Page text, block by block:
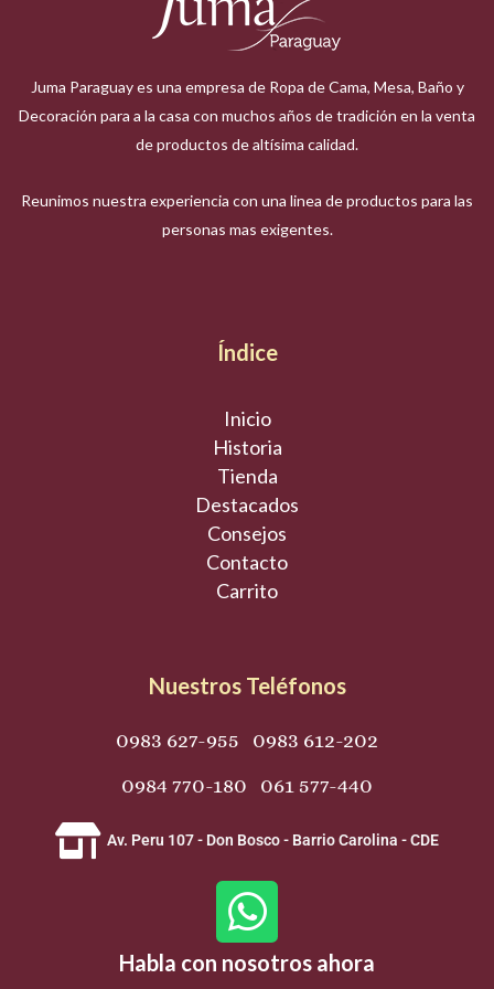
Juma Paraguay es una empresa de Ropa de Cama, Mesa, Baño y
Decoración para a la casa con muchos años de tradición en la venta
de productos de altísima calidad.
Reunimos nuestra experiencia con una linea de productos para las
personas mas exigentes.
Índice
Inicio
Historia
Tienda
Destacados
Consejos
Contacto
Carrito
Nuestros Teléfonos
0983 627-955 0983 612-202
0984 770-180 061 577-440
Av. Peru 107 - Don Bosco - Barrio Carolina - CDE
W
h
Habla con nosotros ahora